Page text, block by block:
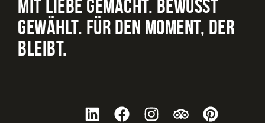
MIT LIEBE GEMACHT. BEWUSST
GEWÄHLT. FÜR DEN MOMENT, DER
BLEIBT.